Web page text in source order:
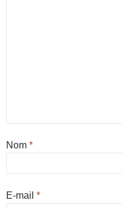
Nom *
E-mail *